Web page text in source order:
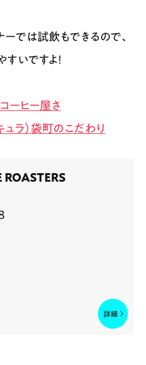
では試飲もできるので、
いですよ！
ーヒー屋さ
ュラ）袋町のこだわり
ROASTERS